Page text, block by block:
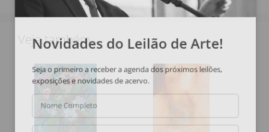
Veja também
Novidades do Leilão de Arte!
Seja o primeiro a receber a agenda dos próximos leilões,
exposições e novidades de acervo.
Nome Completo